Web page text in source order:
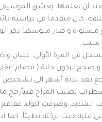
أن تعلمها، يعشق
كان متقدماَ في دراسته
مستواه و صار متوسطاَ ذكر
سبب.
فى المرة الأولى: غليان
و صحح ليكون حالة ( فصام
بعد ثلاثة أشهر الى
يصيب المزاج فيتأرجح ما
الشديد، وصرفت للولد
عليه حيث تركته بطيئاَ، كما